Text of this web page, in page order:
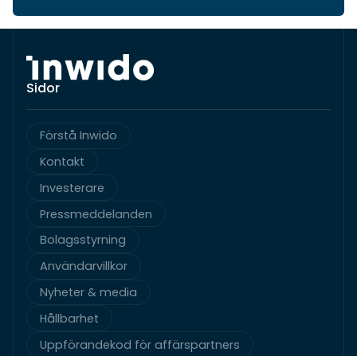
Sidor
Förstå Inwido
Kontakt
Investerare
Pressmeddelanden
Bolagsstyrning
Användarvillkor
Nyheter & media
Hållbarhet
Uppförandekod för affärspartners